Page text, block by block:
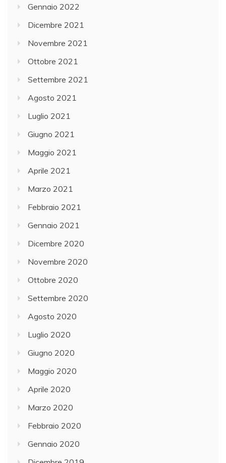
Gennaio 2022
Dicembre 2021
Novembre 2021
Ottobre 2021
Settembre 2021
Agosto 2021
Luglio 2021
Giugno 2021
Maggio 2021
Aprile 2021
Marzo 2021
Febbraio 2021
Gennaio 2021
Dicembre 2020
Novembre 2020
Ottobre 2020
Settembre 2020
Agosto 2020
Luglio 2020
Giugno 2020
Maggio 2020
Aprile 2020
Marzo 2020
Febbraio 2020
Gennaio 2020